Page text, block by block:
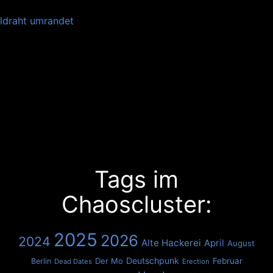
Tags im
Chaoscluster:
2024 2025 2026 Alte Hackerei April August
Berlin Dead Dates Der Mo Deutschpunk Erection Februar